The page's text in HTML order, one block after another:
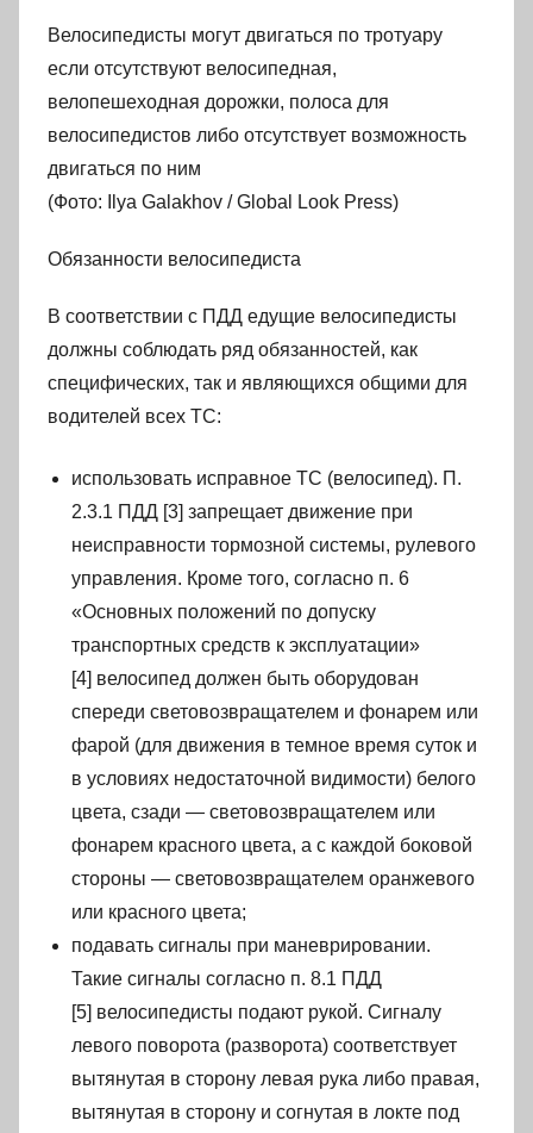
Велосипедисты могут двигаться по тротуару
если отсутствуют велосипедная,
велопешеходная дорожки, полоса для
велосипедистов либо отсутствует возможность
двигаться по ним
(Фото: Ilya Galakhov / Global Look Press)
Обязанности велосипедиста
В соответствии с ПДД едущие велосипедисты
должны соблюдать ряд обязанностей, как
специфических, так и являющихся общими для
водителей всех ТС:
использовать исправное ТС (велосипед). П.
2.3.1 ПДД [3] запрещает движение при
неисправности тормозной системы, рулевого
управления. Кроме того, согласно п. 6
«Основных положений по допуску
транспортных средств к эксплуатации»
[4] велосипед должен быть оборудован
спереди световозвращателем и фонарем или
фарой (для движения в темное время суток и
в условиях недостаточной видимости) белого
цвета, сзади — световозвращателем или
фонарем красного цвета, а с каждой боковой
стороны — световозвращателем оранжевого
или красного цвета;
подавать сигналы при маневрировании.
Такие сигналы согласно п. 8.1 ПДД
[5] велосипедисты подают рукой. Сигналу
левого поворота (разворота) соответствует
вытянутая в сторону левая рука либо правая,
вытянутая в сторону и согнутая в локте под